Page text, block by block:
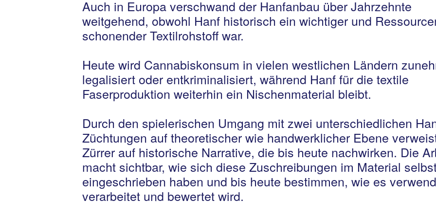
Auch in Europa verschwand der Hanfanbau über Jahrzehnte
weitgehend, obwohl Hanf historisch ein wichtiger und
schonender Textilrohstoff war.
Heute wird Cannabiskonsum in vielen westlichen Ländern
legalisiert oder entkriminalisiert, während Hanf für die textile
Faserproduktion weiterhin ein Nischenmaterial bleibt.
Durch den spielerischen Umgang mit zwei unterschiedlichen
Züchtungen auf theoretischer wie handwerklicher Ebene
Zürrer auf historische Narrative, die bis heute nachwirken. Die
macht sichtbar, wie sich diese Zuschreibungen im Material
eingeschrieben haben und bis heute bestimmen, wie es
verarbeitet und bewertet wird.